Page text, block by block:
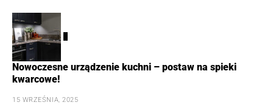
Nowoczesne urządzenie kuchni – postaw na spieki
kwarcowe!
15 WRZEŚNIA, 2025